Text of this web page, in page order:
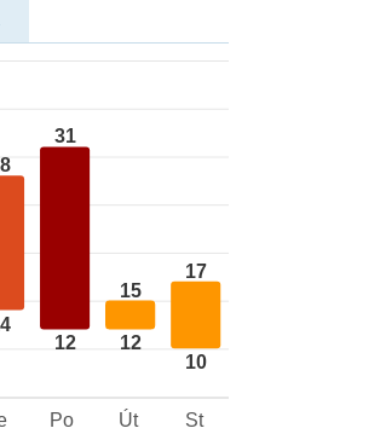
31
12
15
12
17
10
Po Út St